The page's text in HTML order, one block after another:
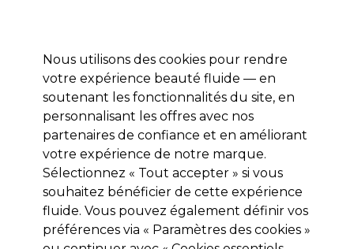
Se connecter
Marques Bons plans Coiffure Electro et Matériel
Livraison et délais
lire la suite
Eugène Perma Professionnel
Eugène Perma Carmen Rituel Baume
de Soin Perfecteur 500ml
Nous utilisons des cookies pour rendre
votre expérience beauté fluide — en
soutenant les fonctionnalités du site, en
personnalisant les offres avec nos
partenaires de confiance et en améliorant
votre expérience de notre marque.
Sélectionnez « Tout accepter » si vous
souhaitez bénéficier de cette expérience
fluide. Vous pouvez également définir vos
préférences via « Paramètres des cookies »